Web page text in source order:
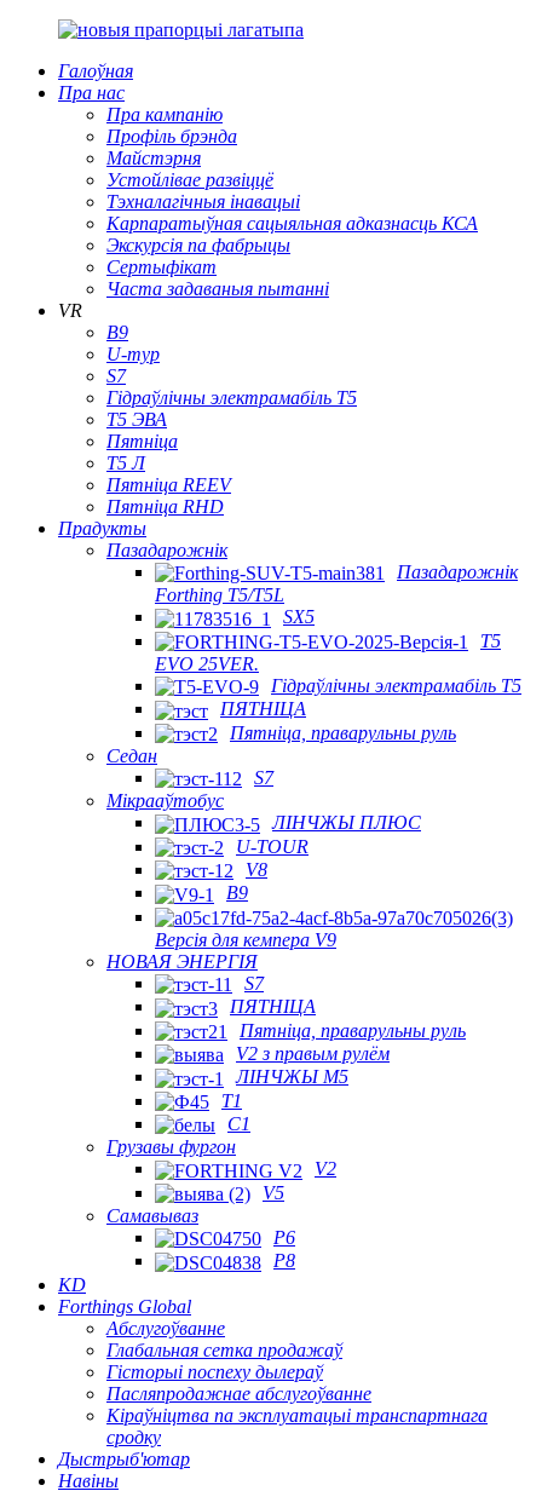
Галоўная
Пра нас
Пра кампанію
Профіль брэнда
Майстэрня
Устойлівае развіццё
Тэхналагічныя інавацыі
Карпаратыўная сацыяльная адказнасць КСА
Экскурсія па фабрыцы
Сертыфікат
Часта задаваныя пытанні
VR
В9
U-тур
S7
Гідраўлічны электрамабіль T5
Т5 ЭВА
Пятніца
Т5 Л
Пятніца REEV
Пятніца RHD
Прадукты
Пазадарожнік
Пазадарожнік
Forthing T5/T5L
SX5
T5
EVO 25VER.
Гідраўлічны электрамабіль T5
ПЯТНІЦА
Пятніца, праварульны руль
Седан
S7
Мікрааўтобус
ЛІНЧЖЫ ПЛЮС
U-TOUR
V8
В9
Версія для кемпера V9
НОВАЯ ЭНЕРГІЯ
S7
ПЯТНІЦА
Пятніца, праварульны руль
V2 з правым рулём
ЛІНЧЖЫ М5
T1
C1
Грузавы фургон
V2
V5
Самавываз
P6
P8
KD
Forthings Global
Абслугоўванне
Глабальная сетка продажаў
Гісторыі поспеху дылераў
Пасляпродажнае абслугоўванне
Кіраўніцтва па эксплуатацыі транспартнага
сродку
Дыстрыб'ютар
Навіны